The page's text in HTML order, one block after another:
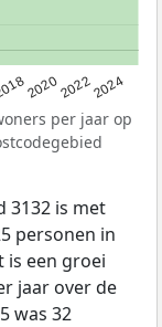
202020222024
per jaar op
3132 is met
personen in
is een groei
jaar over de
was 32